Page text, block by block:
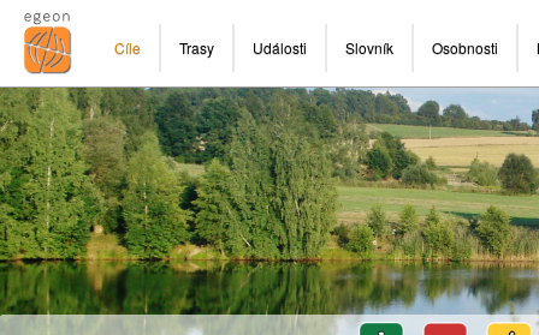
Cíle Trasy Události Slovník Osobnosti